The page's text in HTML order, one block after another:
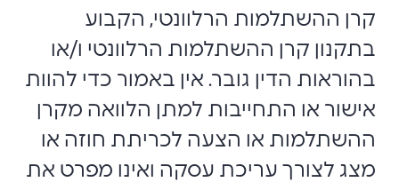
קרן ההשתלמות הרלוונטי, הקבוע
בתקנון קרן ההשתלמות הרלוונטי ו/או
בהוראות הדין גובר. אין באמור כדי להוות
אישור או התחייבות למתן הלוואה מקרן
ההשתלמות או הצעה לכריתת חוזה או
מצג לצורך עריכת עסקה ואינו מפרט את